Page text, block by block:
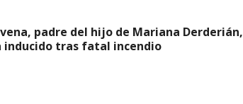
padre del hijo de Mariana Derderián,
inducido tras fatal incendio